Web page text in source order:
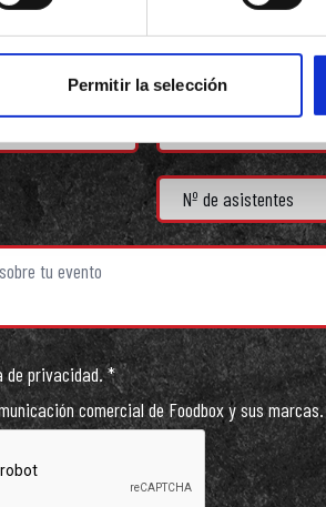
Permitir la selección
de privacidad.*
comercial de Foodbox y sus marcas.